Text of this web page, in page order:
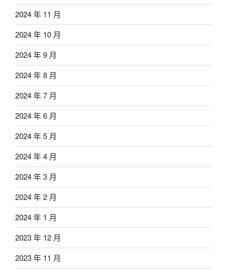
2024 年 11 月
2024 年 10 月
2024 年 9 月
2024 年 8 月
2024 年 7 月
2024 年 6 月
2024 年 5 月
2024 年 4 月
2024 年 3 月
2024 年 2 月
2024 年 1 月
2023 年 12 月
2023 年 11 月